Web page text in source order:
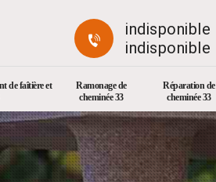
indisponible
indisponible
de faîtière et
Ramonage de
cheminée 33
Réparation de
cheminée 33